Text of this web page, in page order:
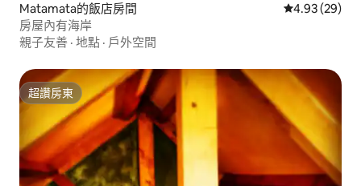
Matamata的飯店房間 從 29 則評價
4.93 (29)
房屋內有海岸
親子友善 · 地點 · 戶外空間
超讚房東
超讚房東